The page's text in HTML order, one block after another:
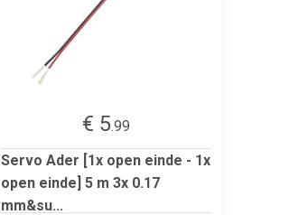
€ 5.99
Servo Ader [1x open einde - 1x
open einde] 5 m 3x 0.17
mm&su...